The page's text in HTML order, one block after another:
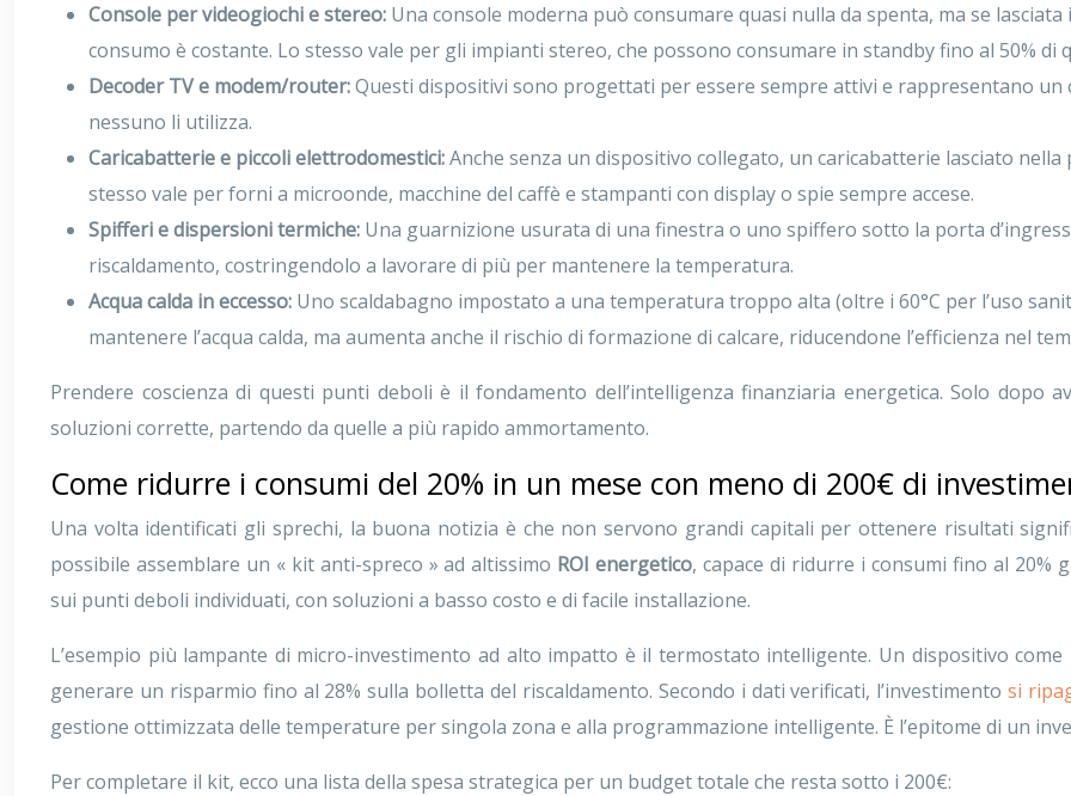
Console per videogiochi e stereo: Una console moderna può consumare quasi nulla da spenta, ma se
consumo è costante. Lo stesso vale per gli impianti stereo, che possono consumare in standby fino al 50% di
Decoder TV e modem/router:Questi dispositivi sono progettati per essere sempre attivi e rappresentano un
nessuno li utilizza.
Caricabatterie e piccoli elettrodomestici:Anche senza un dispositivo collegato, un caricabatterie lasciato
stesso vale per forni a microonde, macchine del caffè e stampanti con display o spie sempre accese.
Spifferi e dispersioni termiche: Una guarnizione usurata di una finestra o uno spiffero sotto la porta
riscaldamento, costringendolo a lavorare di più per mantenere la temperatura.
Acqua calda in eccesso: Uno scaldabagno impostato a una temperatura troppo alta (oltre i 60°C per l’uso
mantenere l’acqua calda, ma aumenta anche il rischio di formazione di calcare, riducendone l’efficienza nel
Prendere coscienza di questi punti deboli è il fondamento dell’intelligenza finanziaria energetica. Solo dopo
soluzioni corrette, partendo da quelle a più rapido ammortamento.
Come ridurre i consumi del 20% in un mese con meno di 200€ di
Una volta identificati gli sprechi, la buona notizia è che non servono grandi capitali per ottenere risultati
possibile assemblare un « kit anti-spreco » ad altissimo ROI energetico, capace di ridurre i consumi fino al 20%
sui punti deboli individuati, con soluzioni a basso costo e di facile installazione.
L’esempio più lampante di micro-investimento ad alto impatto è il termostato intelligente. Un dispositivo
generare un risparmio fino al 28% sulla bolletta del riscaldamento. Secondo i dati verificati, l’investimentosi
gestione ottimizzata delle temperature per singola zona e alla programmazione intelligente. È l’epitome di un
Per completare il kit, ecco una lista della spesa strategica per un budget totale che resta sotto i 200€: